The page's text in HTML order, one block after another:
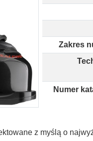
Zakres
Numer
z myślą o